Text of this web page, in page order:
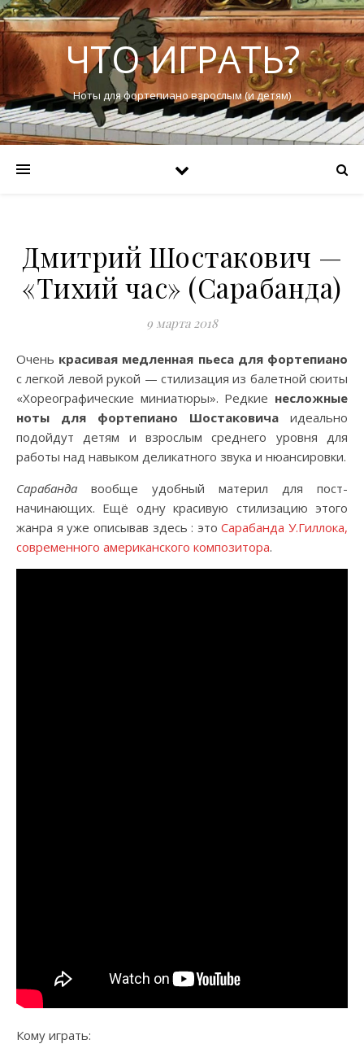
ЧТО ИГРАТЬ?
Ноты для фортепиано взрослым (и детям)
Дмитрий Шостакович —
«Тихий час» (Сарабанда)
9 марта 2018
Очень красивая медленная пьеса для фортепиано
с легкой левой рукой — стилизация из балетной сюиты
«Хореографические миниатюры». Редкие несложные
ноты для фортепиано Шостаковича идеально
подойдут детям и взрослым среднего уровня для
работы над навыком деликатного звука и нюансировки.
Сарабанда вообще удобный материл для пост-
начинающих. Ещё одну красивую стилизацию этого
жанра я уже описывав здесь : этоСарабанда У.Гиллока,
современного американского композитора.
Кому играть: